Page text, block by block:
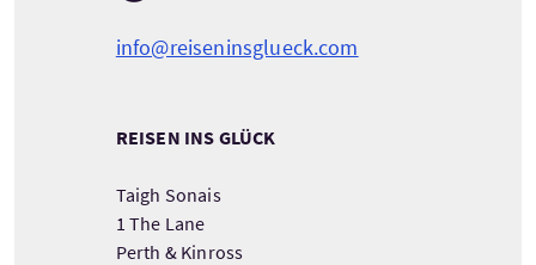
info@reiseninsglueck.com
REISEN INS GLÜCK
Taigh Sonais
1 The Lane
Perth & Kinross